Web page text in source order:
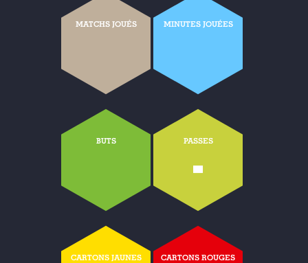
MATCHS JOUÉS MINUTES JOUÉES
BUTS PASSES
-
CARTONS JAUNES CARTONS ROUGES